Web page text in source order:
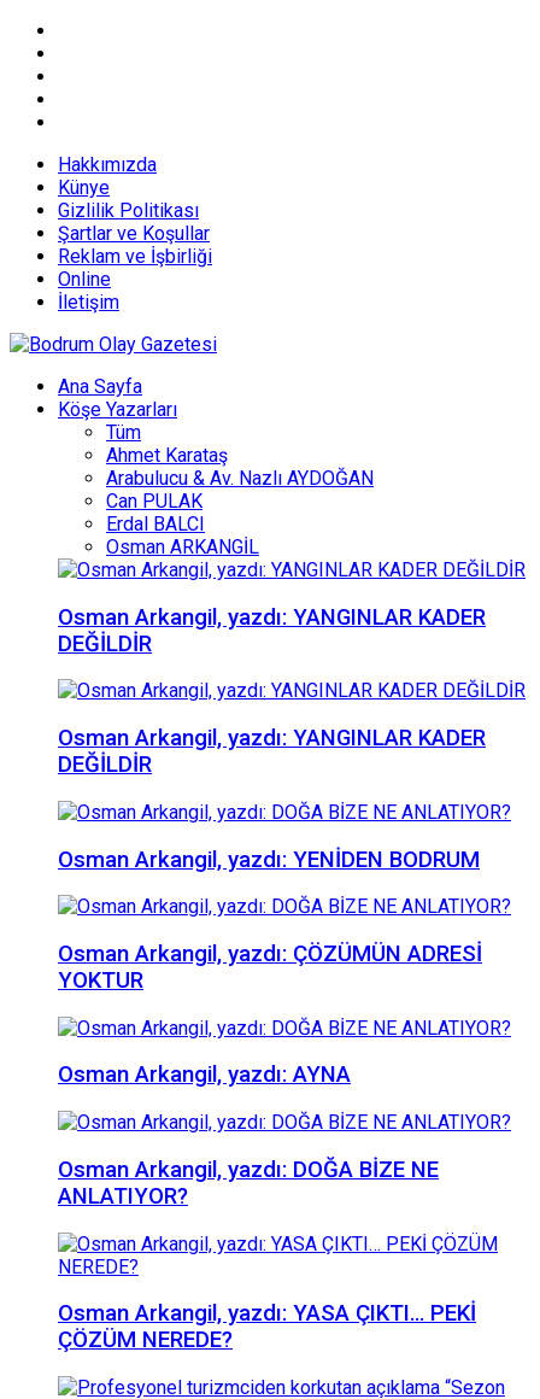
Hakkımızda
Künye
Gizlilik Politikası
Şartlar ve Koşullar
Reklam ve İşbirliği
Online
İletişim
Ana Sayfa
Köşe Yazarları
Tüm
Ahmet Karataş
Arabulucu & Av. Nazlı AYDOĞAN
Can PULAK
Erdal BALCI
Osman ARKANGİL
Osman Arkangil, yazdı: YANGINLAR KADER
DEĞİLDİR
Osman Arkangil, yazdı: YANGINLAR KADER
DEĞİLDİR
Osman Arkangil, yazdı: YENİDEN BODRUM
Osman Arkangil, yazdı: ÇÖZÜMÜN ADRESİ
YOKTUR
Osman Arkangil, yazdı: AYNA
Osman Arkangil, yazdı: DOĞA BİZE NE
ANLATIYOR?
Osman Arkangil, yazdı: YASA ÇIKTI… PEKİ
ÇÖZÜM NEREDE?